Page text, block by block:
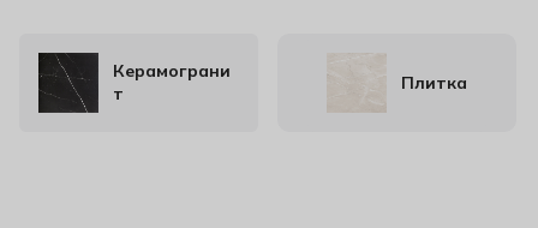
Керамограни
т
Плитка